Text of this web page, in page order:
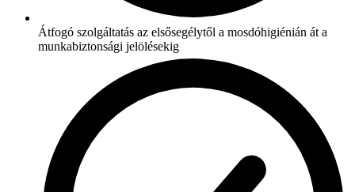
Átfogó szolgáltatás az elsősegélytől a mosdóhigiénián át a
munkabiztonsági jelölésekig